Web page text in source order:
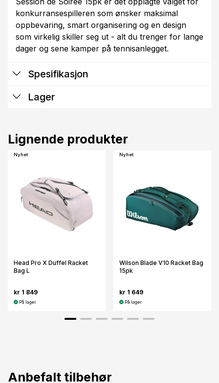
konkurransespilleren som ønsker maksimal
oppbevaring, smart organisering og en design
som virkelig skiller seg ut - alt du trenger for lange
dager og sene kamper på tennisanlegget.
Spesifikasjon
Lager
Lignende produkter
Nyhet
Head Pro X Duffel Racket
Bag L
kr 1 849
På lager
Nyhet
Wilson Blade V10 Racket Bag
15pk
kr 1 649
På lager
Anbefalt tilbehør